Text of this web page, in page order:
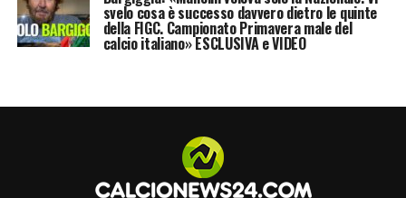
svelo cosa è successo davvero dietro le quinte
della FIGC. Campionato Primavera male del
calcio italiano» ESCLUSIVA e VIDEO